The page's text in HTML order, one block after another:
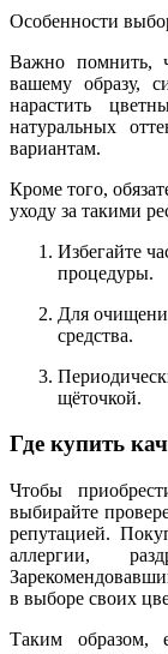
Особенности
Важно помнить,
вашему образу,
нарастить
натуральных
вариантам.
Кроме того,
уходу за такими
Избегайте
процедуры.
Для
средства.
щёточкой.
Где купить
Чтобы
выбирайте
репутацией.
аллергии,
в выборе своих
Таким образом,